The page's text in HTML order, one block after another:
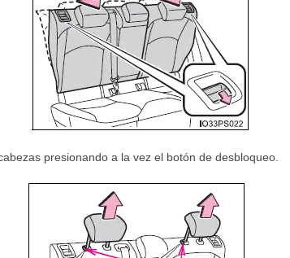
presionando a la vez el botón de desbloqueo.